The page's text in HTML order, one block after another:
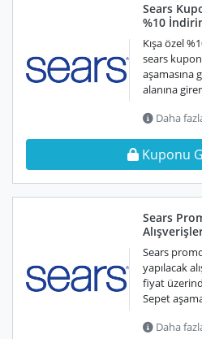
Sears
%10
Kışa özel
sears
aşamasına
alanına
Daha
Kuponu
Sears
Sears
yapılacak
fiyat
Sepet
Daha